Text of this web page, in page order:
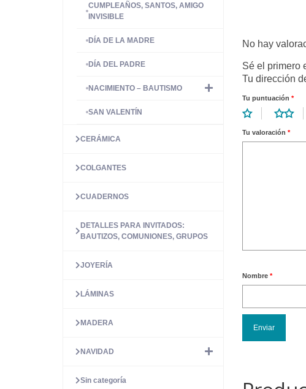
No hay
Sé el primero
Tu dirección
Tu puntuación *
Tu valoración *
Nombre *
CUMPLEAÑOS, SANTOS, AMIGO
INVISIBLE
DÍA DE LA MADRE
DÍA DEL PADRE
NACIMIENTO – BAUTISMO
SAN VALENTÍN
CERÁMICA
COLGANTES
CUADERNOS
DETALLES PARA INVITADOS:
BAUTIZOS, COMUNIONES, GRUPOS
JOYERÍA
LÁMINAS
MADERA
NAVIDAD
Sin categoría